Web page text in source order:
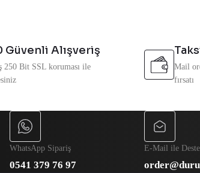
Güvenli Alışveriş
250 Bit SSL koruması ile
Mail
fırsatı
WhatsApp Sipariş
0541 379 76 97
E-Mail ile